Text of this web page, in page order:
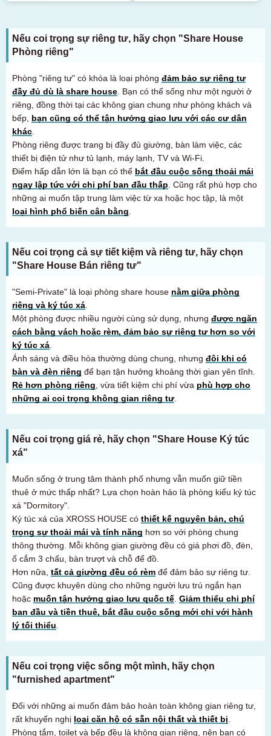
Nếu coi trọng sự riêng tư, hãy chọn "Share House
Phòng riêng"
Phòng "riêng tư" có khóa là loại phòng đảm bảo sự riêng tư
đầy đủ dù là share house . Bạn có thể sống như một người ở
riêng, đồng thời tại các không gian chung như phòng khách và
bếp, bạn cũng có thể tận hưởng giao lưu với các cư dân
khác
Phòng riêng được trang bị đầy đủ giường, bàn làm việc, các
thiết bị điện tử như tủ lạnh, máy lạnh, TV và Wi-Fi.
Điểm hấp dẫn lớn là bạn có thể bắt đầu cuộc sống thoải mái
ngay lập tức với chi phí ban đầu thấp . Cũng rất phù hợp cho
những ai muốn tập trung làm việc từ xa hoặc học tập, là một
loại hình phổ biến cân bằng
Nếu coi trọng cả sự tiết kiệm và riêng tư, hãy chọn
"Share House Bán riêng tư"
"Semi-Private" là loại phòng share house nằm giữa phòng
riêng và ký túc xá
Một phòng được nhiều người cùng sử dụng, nhưng được ngăn
cách bằng vách hoặc rèm, đảm bảo sự riêng tư hơn so với
ký túc xá
Ánh sáng và điều hòa thường dùng chung, nhưng đôi khi có
bàn và đèn riêng để bạn tận hưởng khoảng thời gian yên tĩnh.
Rẻ hơn phòng riêng , vừa tiết kiệm chi phí vừa phù hợp cho
những ai coi trọng không gian riêng tư.
Nếu coi trọng giá rẻ, hãy chọn "Share House Ký túc
xá"
Muốn sống ở trung tâm thành phố nhưng vẫn muốn giữ tiền
thuê ở mức thấp nhất? Lựa chọn hoàn hảo là phòng kiểu ký túc
xá "Dormitory".
Ký túc xá của XROSS HOUSE có thiết kế nguyên bản, chú
trọng sự thoải mái và tính năng hơn so với phòng chung
thông thường. Mỗi không gian giường đều có giá phơi đồ, đèn,
ổ cắm 3 chấu, bàn trượt và chỗ để đồ.
Hơn nữa, tất cả giường đều có rèm để đảm bảo sự riêng tư.
Cũng được khuyên dùng cho những người lưu trú ngắn hạn
hoặc muốn tận hưởng giao lưu quốc tế Giảm thiểu chi phí
ban đầu và tiền thuê, bắt đầu cuộc sống mới chỉ với hành
lý tối thiểu
Nếu coi trọng việc sống một mình, hãy chọn
"furnished apartment"
Đối với những ai muốn đảm bảo hoàn toàn không gian riêng tư,
rất khuyến nghị loại căn hộ có sẵn nội thất và thiết bị
Phòng tắm, toilet và bếp đều là không gian riêng, nên bạn có
Dành cho khách hàng đang tìm phòng
03-6712-4346